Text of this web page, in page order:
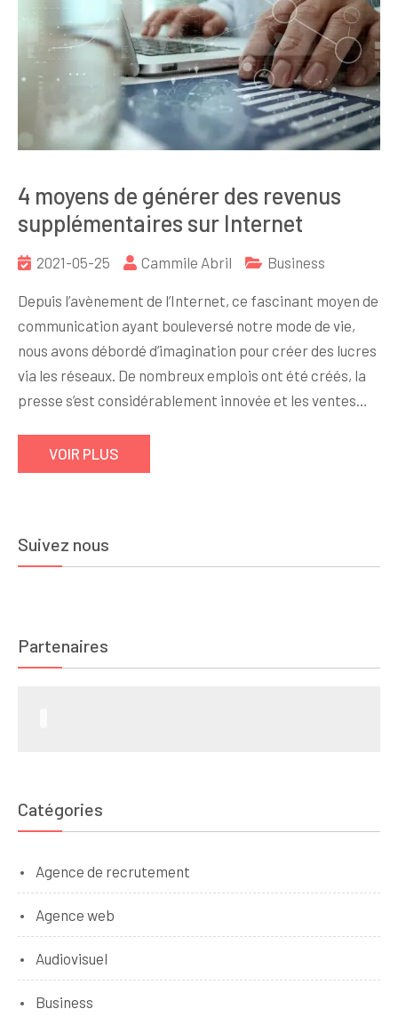
4 moyens de générer des revenus
supplémentaires sur Internet
2021-05-25 Cammile Abril Business
Depuis l’avènement de l’Internet, ce fascinant moyen de
communication ayant bouleversé notre mode de vie,
nous avons débordé d’imagination pour créer des lucres
via les réseaux. De nombreux emplois ont été créés, la
presse s’est considérablement innovée et les ventes…
VOIR PLUS
Suivez nous
Partenaires
Catégories
Agence de recrutement
Agence web
Audiovisuel
Business